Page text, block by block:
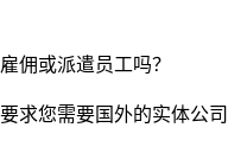
佣或派遣员工吗？
求您需要国外的实体公司